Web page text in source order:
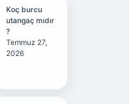
Koç burcu
utangaç mıdır
?
Temmuz 27,
2026